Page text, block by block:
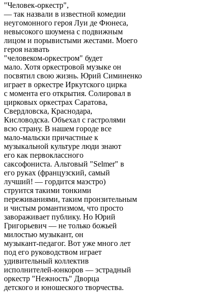
"Человек-оркестр",
— так назвали в известной комедии
неугомонного героя Луи де Фюнеса,
невысокого шоумена с подвижным
лицом и порывистыми жестами. Моего
героя назвать
"человеком-оркестром" будет
мало. Хотя оркестровой музыке он
посвятил свою жизнь. Юрий Симиненко
играет в оркестре Иркутского цирка
с момента его открытия. Солировал в
цирковых оркестрах Саратова,
Свердловска, Краснодара,
Кисловодска. Объехал с гастролями
всю страну. В нашем городе все
мало-мальски причастные к
музыкальной культуре люди знают
его как первоклассного
саксофониста. Альтовый "Selmer" в
его руках (французский, самый
лучший! — гордится маэстро)
струится такими тонкими
переживаниями, таким пронзительным
и чистым романтизмом, что просто
завораживает публику. Но Юрий
Григорьевич — не только божьей
милостью музыкант, он
музыкант-педагог. Вот уже много лет
под его руководством играет
удивительный коллектив
исполнителей-юнкоров — эстрадный
оркестр "Нежность" Дворца
детского и юношеского творчества.